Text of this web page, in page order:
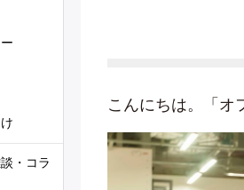
・コラ
こんにちは。「オ